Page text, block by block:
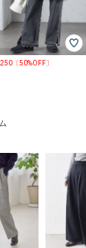
〔50%OFF〕